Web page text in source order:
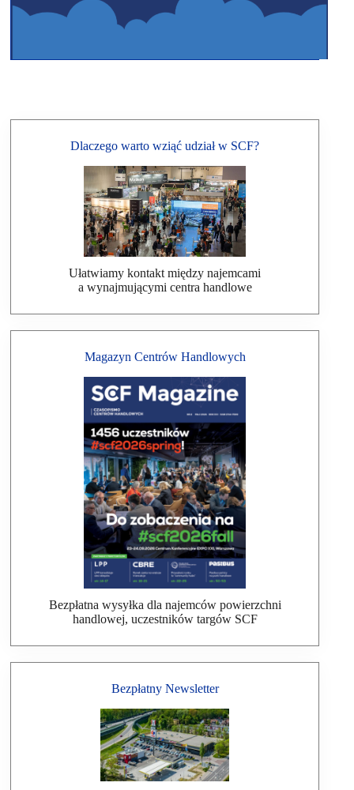
Dlaczego warto wziąć udział w SCF?
Ułatwiamy kontakt między najemcami
a wynajmującymi centra handlowe
Magazyn Centrów Handlowych
Bezpłatna wysyłka dla najemców powierzchni
handlowej, uczestników targów SCF
Bezpłatny Newsletter